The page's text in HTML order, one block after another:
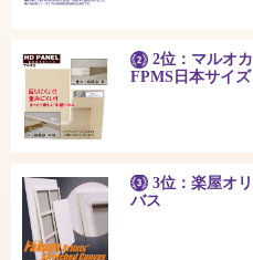
2位：マルオ
FPMS日本サイ
3位：楽屋オ
バス